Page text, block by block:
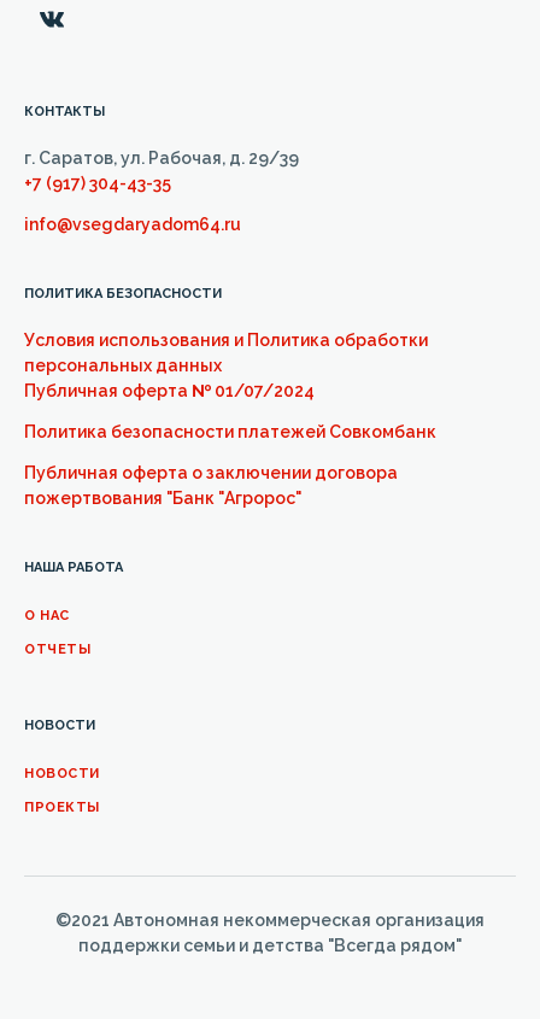
КОНТАКТЫ
г. Саратов, ул. Рабочая, д. 29/39
+7 (917) 304-43-35
info@vsegdaryadom64.ru
НАША РАБОТА
О НАС
ОТЧЕТЫ
НОВОСТИ
НОВОСТИ
ПРОЕКТЫ
ПОЛИТИКА БЕЗОПАСНОСТИ
Условия использования и Политика обработки
персональных данных
Публичная оферта № 01/07/2024
Политика безопасности платежей Совкомбанк
Публичная оферта о заключении договора
пожертвования "Банк "Агророс"
©2021 Автономная некоммерческая организация
поддержки семьи и детства "Всегда рядом"